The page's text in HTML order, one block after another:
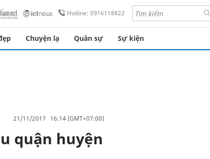
Hotline: 0916118822
Chuyện lạ Quân sự Sự kiện
21/11/2017 16:14 (GMT+07:00)
quận huyện